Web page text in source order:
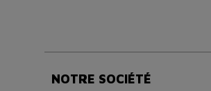
NOTRE SOCIÉTÉ